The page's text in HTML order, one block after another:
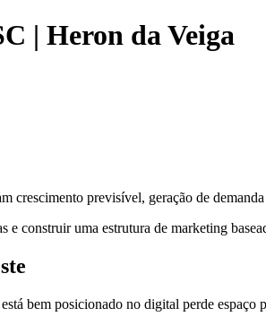
| Heron da Veiga
crescimento previsível, geração de
e construir uma estrutura de marketing
bem posicionado no digital perde espaço